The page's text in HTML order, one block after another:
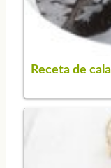
Receta de